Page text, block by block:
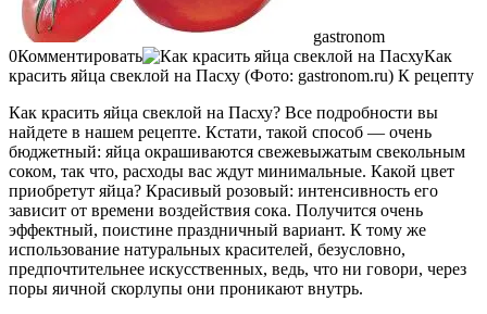
gastronom
0Комментировать
Как
красить яйца свеклой на Пасху (Фото: gastronom.ru) К рецепту
Как красить яйца свеклой на Пасху? Все подробности вы
найдете в нашем рецепте. Кстати, такой способ — очень
бюджетный: яйца окрашиваются свежевыжатым свекольным
соком, так что, расходы вас ждут минимальные. Какой цвет
приобретут яйца? Красивый розовый: интенсивность его
зависит от времени воздействия сока. Получится очень
эффектный, поистине праздничный вариант. К тому же
использование натуральных красителей, безусловно,
предпочтительнее искусственных, ведь, что ни говори, через
поры яичной скорлупы они проникают внутрь.